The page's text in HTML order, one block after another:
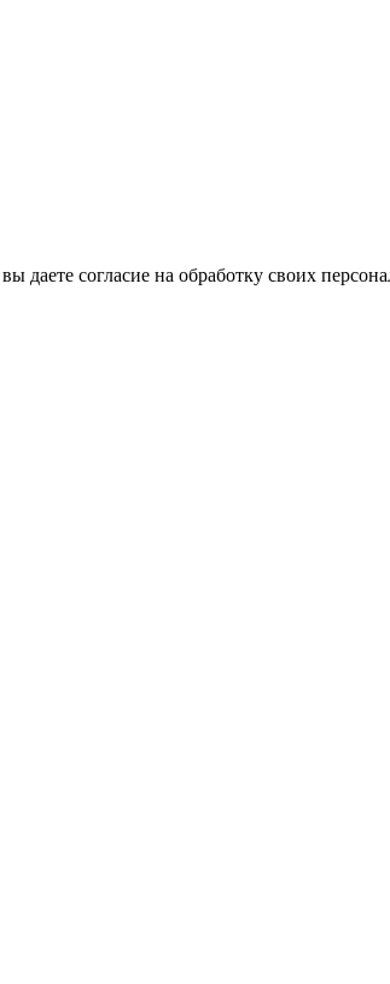
даете согласие на обработку своих